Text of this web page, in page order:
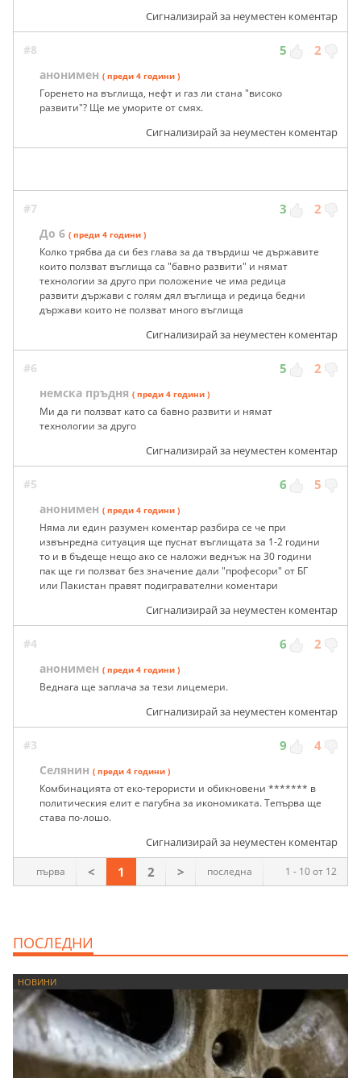
Сигнализирай за неуместен коментар
#8 5 2
анонимен ( преди 4 години )
Горенето на въглища, нефт и газ ли стана "високо
развити"? Ще ме уморите от смях.
Сигнализирай за неуместен коментар
#7 3 2
До 6 ( преди 4 години )
Колко трябва да си без глава за да твърдиш че държавите
които ползват въглища са "бавно развити" и нямат
технологии за друго при положение че има редица
развити държави с голям дял въглища и редица бедни
държави които не ползват много въглища
Сигнализирай за неуместен коментар
#6 5 2
немска пръдня ( преди 4 години )
Ми да ги ползват като са бавно развити и нямат
технологии за друго
Сигнализирай за неуместен коментар
#5 6 5
анонимен ( преди 4 години )
Няма ли един разумен коментар разбира се че при
извънредна ситуация ще пуснат въглищата за 1-2 години
то и в бъдеще нещо ако се наложи веднъж на 30 години
пак ще ги ползват без значение дали "професори" от БГ
или Пакистан правят подигравателни коментари
Сигнализирай за неуместен коментар
#4 6 2
анонимен ( преди 4 години )
Веднага ще заплача за тези лицемери.
Сигнализирай за неуместен коментар
#3 9 4
Селянин ( преди 4 години )
Комбинацията от еко-терористи и обикновени ******* в
политическия елит е пагубна за икономиката. Тепърва ще
става по-лошо.
Сигнализирай за неуместен коментар
1 - 10 от 12
първа < 1 2 > последна
ПОСЛЕДНИ
НОВИНИ